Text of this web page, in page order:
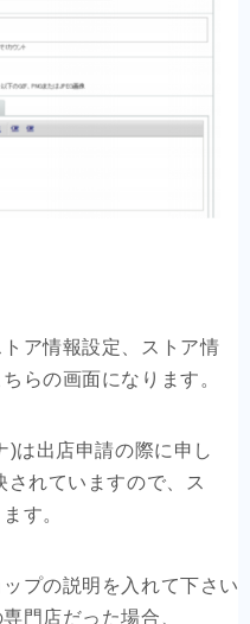
ア情報設定、ストア情
らの画面になります。
)は出店申請の際に申し
れていますので、ス
す。
プの説明を入れて下さい